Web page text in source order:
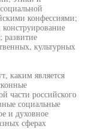
конфессиями;
развитие
культурных
каким является
части российского
социальные
и духовное
сферах